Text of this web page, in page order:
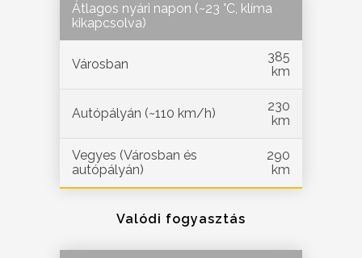
Átlagos nyári napon (~23 °C, klíma
kikapcsolva)
Városban
385
km
Autópályán (~110 km/h)
230
km
Vegyes (Városban és
autópályán)
290
km
Valódi fogyasztás